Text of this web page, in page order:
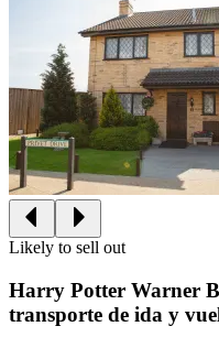
Likely to sell out
Harry Potter Warner
transporte de ida y